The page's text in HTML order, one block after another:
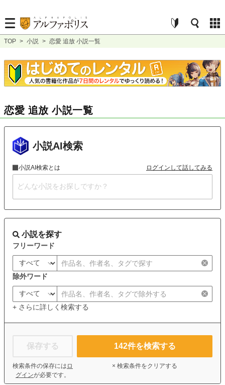
TOP > 小説 > 恋愛 追放 小説一覧
恋愛 追放 小説一覧
小説AI検索
小説AI検索とは ログインして話してみる
小説を探す
フリーワード
除外ワード
+ さらに詳しく検索する
保存する
検索条件の保存には ロ
グインが必要です。
142件を検索する
× 検索条件をクリアする